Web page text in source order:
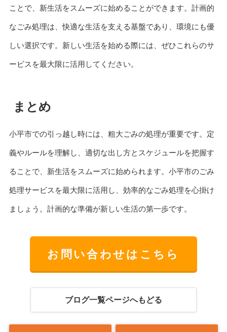
ことで、新生活をスムーズに始めることができます。計画的
なごみ処理は、快適な生活を支える基盤であり、環境にも優
しい選択です。新しい生活を始める際には、ぜひこれらのサ
ービスを最大限に活用してください。
まとめ
小平市での引っ越し時には、粗大ごみの処理が重要です。定
義やルールを理解し、適切な出し方とスケジュールを把握す
ることで、新生活をスムーズに始められます。小平市のごみ
処理サービスを最大限に活用し、効率的なごみ処理を心掛け
ましょう。計画的な準備が新しい生活の第一歩です。
お問い合わせはこちら
ブログ一覧ページへもどる